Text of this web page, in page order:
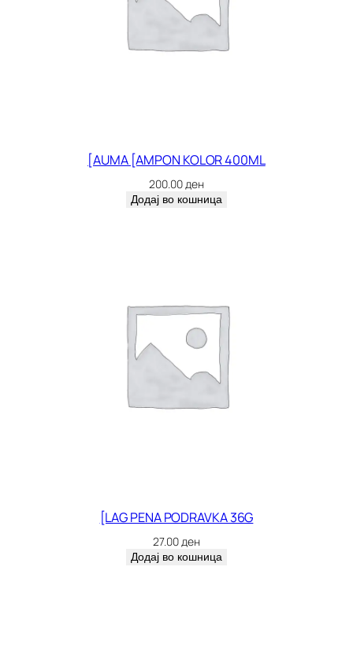
[AUMA [AMPON KOLOR 400ML
200.00ден
Додај во кошница
[LAG PENA PODRAVKA 36G
27.00ден
Додај во кошница